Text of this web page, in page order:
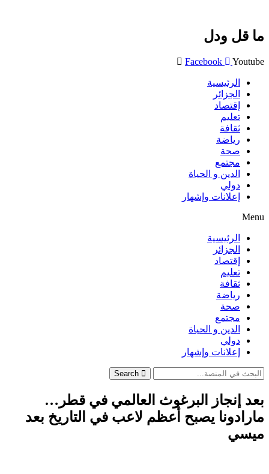
ما قل ودل
Facebook Youtube
الرئيسية
الجزائر
إقتصاد
تعليم
ثقافة
رياضة
صحة
مجتمع
الدين و الحياة
دولي
إعلانات وإشهار
Menu
الرئيسية
الجزائر
إقتصاد
تعليم
ثقافة
رياضة
صحة
مجتمع
الدين و الحياة
دولي
إعلانات وإشهار
Search
بعد إنجاز البرغوث العالمي في قطر…
مارادونا يصبح أعظم لاعب في التاريخ بعد
ميسي